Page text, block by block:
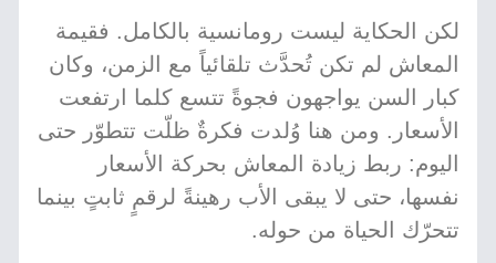
لكن الحكاية ليست رومانسية بالكامل. فقيمة
المعاش لم تكن تُحدَّث تلقائياً مع الزمن، وكان
كبار السن يواجهون فجوةً تتسع كلما ارتفعت
الأسعار. ومن هنا وُلدت فكرةٌ ظلّت تتطوّر حتى
اليوم: ربط زيادة المعاش بحركة الأسعار
نفسها، حتى لا يبقى الأب رهينةً لرقمٍ ثابتٍ بينما
تتحرّك الحياة من حوله.